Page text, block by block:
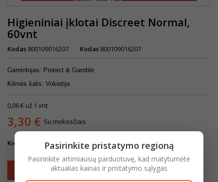
Higieniniai įklotai Discreet Normal,
60vnt
Kodas 800109016207 Kodas 800109016207
Gamintojas: Protect & Gamble
Kilmės šalis: Vokietija
0,06 € už 1 vnt
3,30 € Su mokesčiais
Kiekis
Į krepšelį
Pasirinkite pristatymo regioną
Pasirinkite artimiausią parduotuvę, kad matytumėte
aktualias kainas ir pristatymo sąlygas